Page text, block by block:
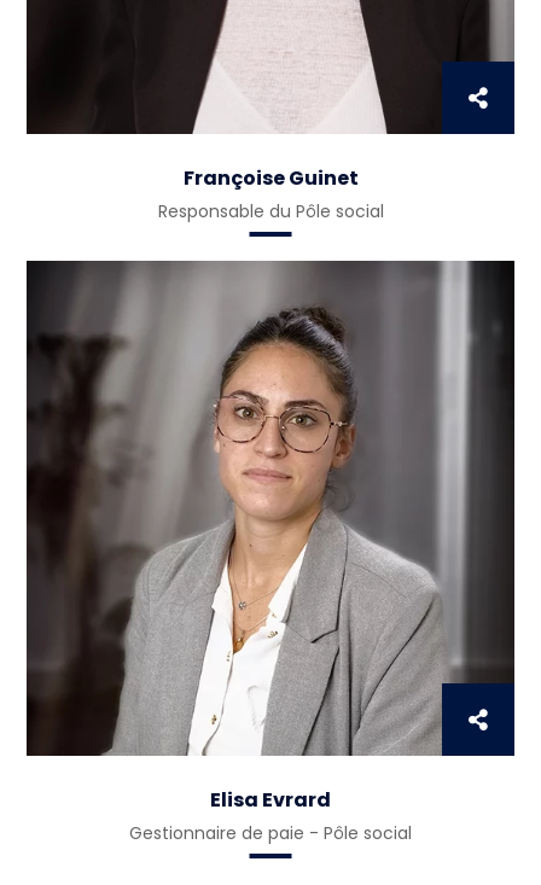
Françoise Guinet
Responsable du Pôle social
Elisa Evrard
Gestionnaire de paie - Pôle social